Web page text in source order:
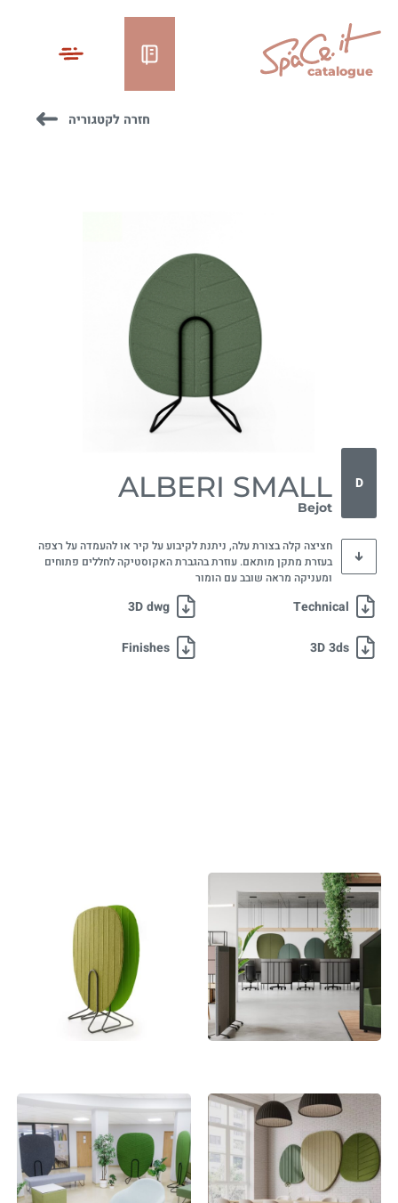
catalogue
חזרה לקטגוריה
D
ALBERI SMALL
Bejot
חציצה קלה בצורת עלה, ניתנת לקיבוע על קיר או להעמדה על רצפה
בעזרת מתקן מותאם. עוזרת בהגברת האקוסטיקה לחללים פתוחים
ומעניקה מראה שובב עם הומור
Technical
3D dwg
3D 3ds
Finishes